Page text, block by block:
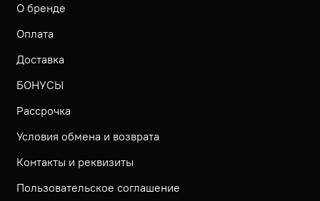
О бренде
Оплата
Доставка
БОНУСЫ
Рассрочка
Условия обмена и возврата
Контакты и реквизиты
Пользовательское соглашение